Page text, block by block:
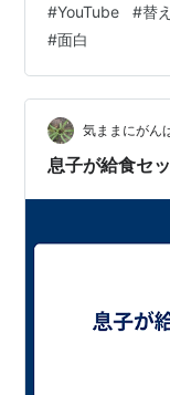
の方の動画はど
すぎます 元のフ
侍っぽいワード
「まさに阿修羅
ますね 他にも「
#YouTube #替
#面白
気ままにがん
息子が給食セ